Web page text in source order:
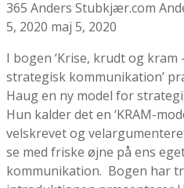
365 Anders Stubkjær.com
5, 2020 maj 5, 2020
I bogen ‘Krise, krudt og kram
strategisk kommunikation’
Haug en ny model for
Hun kalder det en ‘KRAM-
velskrevet og
se med friske øjne på ens
kommunikation. Bogen har